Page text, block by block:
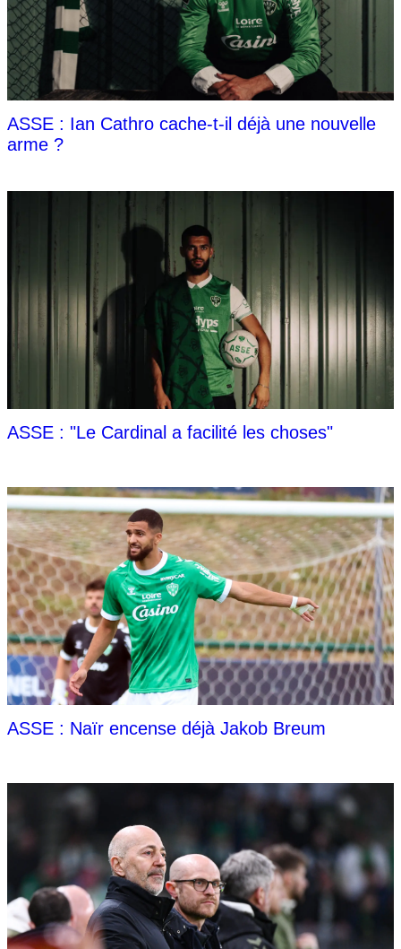
ASSE : Ian Cathro cache-t-il déjà une nouvelle
arme ?
ASSE : "Le Cardinal a facilité les choses"
ASSE : Naïr encense déjà Jakob Breum